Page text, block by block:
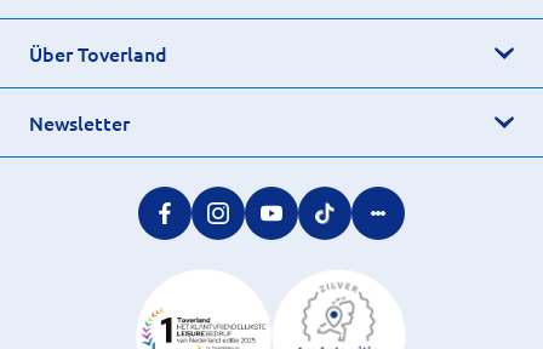
Über Toverland
Newsletter